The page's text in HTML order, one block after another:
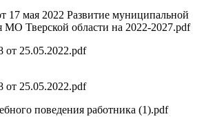
17 мая 2022 Развитие муниципальной
МО Тверской области на 2022-2027.pdf
25.05.2022.pdf
25.05.2022.pdf
поведения работника (1).pdf